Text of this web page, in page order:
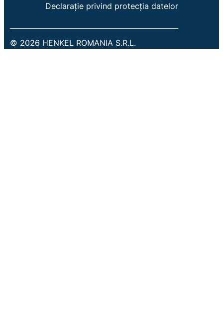
Declarație privind protecția datelor
© 2026 HENKEL ROMANIA S.R.L.